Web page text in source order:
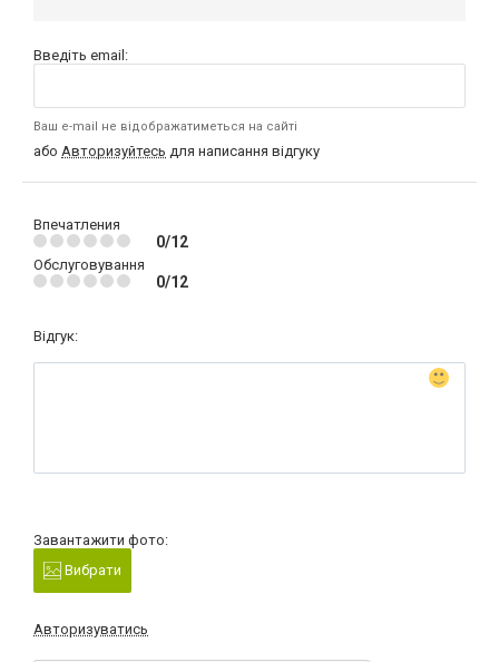
Введіть email:
Ваш e-mail не відображатиметься на сайті
або Авторизуйтесь для написання відгуку
Впечатления
0/12
Обслуговування
0/12
Відгук:
Завантажити фото:
Вибрати
Авторизуватись